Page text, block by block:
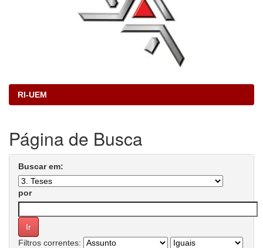
RI-UEM
Página de Busca
Buscar em:
por
Filtros correntes: